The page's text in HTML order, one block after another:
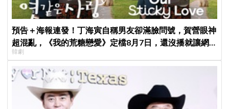
預告＋海報連發！丁海寅自稱男友卻滿臉問號，賀營眼神
超混亂，《我的荒糖戀愛》定檔8月7日，還沒播就讓網
友瘋猜結局
韓劇